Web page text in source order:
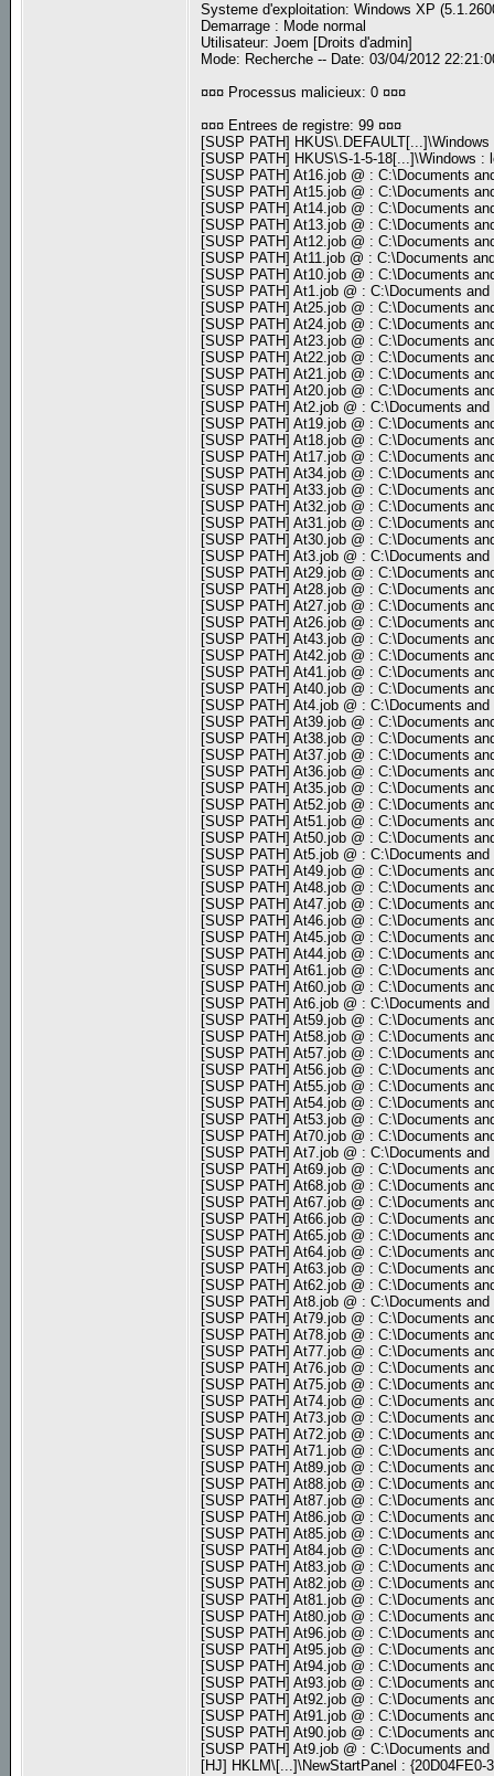
Systeme d'exploitation: Windows XP
Demarrage : Mode normal
Utilisateur: Joem [Droits d'admin]
Mode: Recherche -- Date: 03/04/2012
¤¤¤ Processus malicieux: 0 ¤¤¤
¤¤¤ Entrees de registre: 99 ¤¤¤
[SUSP PATH]
[SUSP PATH] HKUS\S-1-5-18[...]\Windows
[SUSP PATH] At16.job @ : C:\Documents
[SUSP PATH] At15.job @ : C:\Documents
[SUSP PATH] At14.job @ : C:\Documents
[SUSP PATH] At13.job @ : C:\Documents
[SUSP PATH] At12.job @ : C:\Documents
[SUSP PATH] At11.job @ : C:\Documents
[SUSP PATH] At10.job @ : C:\Documents
[SUSP PATH] At1.job @ : C:\Documents
[SUSP PATH] At25.job @ : C:\Documents
[SUSP PATH] At24.job @ : C:\Documents
[SUSP PATH] At23.job @ : C:\Documents
[SUSP PATH] At22.job @ : C:\Documents
[SUSP PATH] At21.job @ : C:\Documents
[SUSP PATH] At20.job @ : C:\Documents
[SUSP PATH] At2.job @ : C:\Documents
[SUSP PATH] At19.job @ : C:\Documents
[SUSP PATH] At18.job @ : C:\Documents
[SUSP PATH] At17.job @ : C:\Documents
[SUSP PATH] At34.job @ : C:\Documents
[SUSP PATH] At33.job @ : C:\Documents
[SUSP PATH] At32.job @ : C:\Documents
[SUSP PATH] At31.job @ : C:\Documents
[SUSP PATH] At30.job @ : C:\Documents
[SUSP PATH] At3.job @ : C:\Documents
[SUSP PATH] At29.job @ : C:\Documents
[SUSP PATH] At28.job @ : C:\Documents
[SUSP PATH] At27.job @ : C:\Documents
[SUSP PATH] At26.job @ : C:\Documents
[SUSP PATH] At43.job @ : C:\Documents
[SUSP PATH] At42.job @ : C:\Documents
[SUSP PATH] At41.job @ : C:\Documents
[SUSP PATH] At40.job @ : C:\Documents
[SUSP PATH] At4.job @ : C:\Documents
[SUSP PATH] At39.job @ : C:\Documents
[SUSP PATH] At38.job @ : C:\Documents
[SUSP PATH] At37.job @ : C:\Documents
[SUSP PATH] At36.job @ : C:\Documents
[SUSP PATH] At35.job @ : C:\Documents
[SUSP PATH] At52.job @ : C:\Documents
[SUSP PATH] At51.job @ : C:\Documents
[SUSP PATH] At50.job @ : C:\Documents
[SUSP PATH] At5.job @ : C:\Documents
[SUSP PATH] At49.job @ : C:\Documents
[SUSP PATH] At48.job @ : C:\Documents
[SUSP PATH] At47.job @ : C:\Documents
[SUSP PATH] At46.job @ : C:\Documents
[SUSP PATH] At45.job @ : C:\Documents
[SUSP PATH] At44.job @ : C:\Documents
[SUSP PATH] At61.job @ : C:\Documents
[SUSP PATH] At60.job @ : C:\Documents
[SUSP PATH] At6.job @ : C:\Documents
[SUSP PATH] At59.job @ : C:\Documents
[SUSP PATH] At58.job @ : C:\Documents
[SUSP PATH] At57.job @ : C:\Documents
[SUSP PATH] At56.job @ : C:\Documents
[SUSP PATH] At55.job @ : C:\Documents
[SUSP PATH] At54.job @ : C:\Documents
[SUSP PATH] At53.job @ : C:\Documents
[SUSP PATH] At70.job @ : C:\Documents
[SUSP PATH] At7.job @ : C:\Documents
[SUSP PATH] At69.job @ : C:\Documents
[SUSP PATH] At68.job @ : C:\Documents
[SUSP PATH] At67.job @ : C:\Documents
[SUSP PATH] At66.job @ : C:\Documents
[SUSP PATH] At65.job @ : C:\Documents
[SUSP PATH] At64.job @ : C:\Documents
[SUSP PATH] At63.job @ : C:\Documents
[SUSP PATH] At62.job @ : C:\Documents
[SUSP PATH] At8.job @ : C:\Documents
[SUSP PATH] At79.job @ : C:\Documents
[SUSP PATH] At78.job @ : C:\Documents
[SUSP PATH] At77.job @ : C:\Documents
[SUSP PATH] At76.job @ : C:\Documents
[SUSP PATH] At75.job @ : C:\Documents
[SUSP PATH] At74.job @ : C:\Documents
[SUSP PATH] At73.job @ : C:\Documents
[SUSP PATH] At72.job @ : C:\Documents
[SUSP PATH] At71.job @ : C:\Documents
[SUSP PATH] At89.job @ : C:\Documents
[SUSP PATH] At88.job @ : C:\Documents
[SUSP PATH] At87.job @ : C:\Documents
[SUSP PATH] At86.job @ : C:\Documents
[SUSP PATH] At85.job @ : C:\Documents
[SUSP PATH] At84.job @ : C:\Documents
[SUSP PATH] At83.job @ : C:\Documents
[SUSP PATH] At82.job @ : C:\Documents
[SUSP PATH] At81.job @ : C:\Documents
[SUSP PATH] At80.job @ : C:\Documents
[SUSP PATH] At96.job @ : C:\Documents
[SUSP PATH] At95.job @ : C:\Documents
[SUSP PATH] At94.job @ : C:\Documents
[SUSP PATH] At93.job @ : C:\Documents
[SUSP PATH] At92.job @ : C:\Documents
[SUSP PATH] At91.job @ : C:\Documents
[SUSP PATH] At90.job @ : C:\Documents
[SUSP PATH] At9.job @ : C:\Documents
[HJ] HKLM\[...]\NewStartPanel : {20D04FE0-